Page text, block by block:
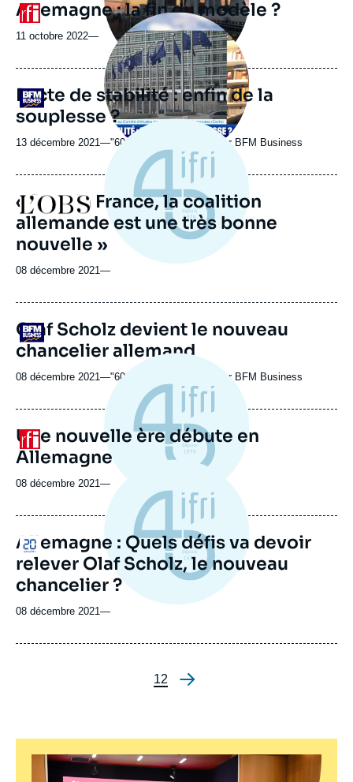
Logo
Allemagne : la fin du modèle ?
11 octobre 2022—
Logo
Image
principale
médiatique
Pacte de stabilité : enfin de la
souplesse ?
13 décembre 2021—Nom
du
journal,
revue
ou
émission
"60 Minutes Business" sur BFM Business
Logo
« Pour la France, la coalition
allemande est une très bonne
nouvelle »
08 décembre 2021—
Logo
Olaf Scholz devient le nouveau
chancelier allemand
08 décembre 2021—Nom
du
journal,
revue
ou
émission
"60 Minutes Business" sur BFM Business
Logo
Une nouvelle ère débute en
Allemagne
08 décembre 2021—
Logo
Allemagne : Quels défis va devoir
relever Olaf Scholz, le nouveau
chancelier ?
08 décembre 2021—
Pagination
Page
1Page
2